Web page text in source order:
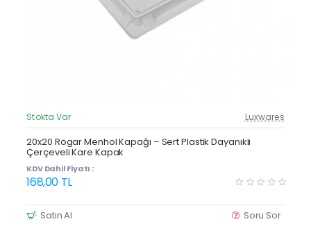
Güncel Fiyat
Stokta Var Luxwares
20x20 Rögar Menhol Kapağı – Sert Plastik Dayanıklı
Çerçeveli Kare Kapak
KDV Dahil Fiyatı :
168,00 TL
Satın Al Soru Sor